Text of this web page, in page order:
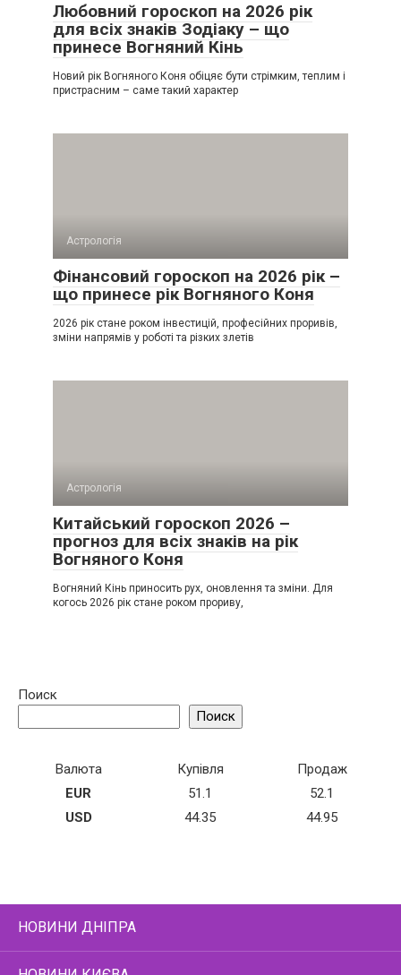
Любовний гороскоп на 2026 рік
для всіх знаків Зодіаку – що
принесе Вогняний Кінь
Новий рік Вогняного Коня обіцяє бути стрімким, теплим і
пристрасним – саме такий характер
Астрологія
Фінансовий гороскоп на 2026 рік –
що принесе рік Вогняного Коня
2026 рік стане роком інвестицій, професійних проривів,
зміни напрямів у роботі та різких злетів
Астрологія
Китайський гороскоп 2026 –
прогноз для всіх знаків на рік
Вогняного Коня
Вогняний Кінь приносить рух, оновлення та зміни. Для
когось 2026 рік стане роком прориву,
Поиск
Поиск
Валюта Купівля
Продаж
EUR
51.1
52.1
USD
44.35 44.95
НОВИНИ ДНІПРА